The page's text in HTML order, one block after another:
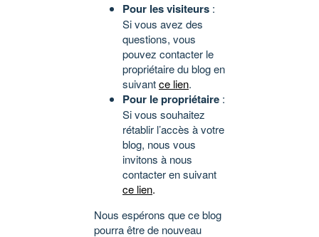
Pour les visiteurs :
Si vous avez des
questions, vous
pouvez contacter le
propriétaire du blog en
suivantce lien.
Pour le propriétaire :
Si vous souhaitez
rétablir l’accès à votre
blog, nous vous
invitons à nous
contacter en suivant
ce lien.
Nous espérons que ce blog
pourra être de nouveau